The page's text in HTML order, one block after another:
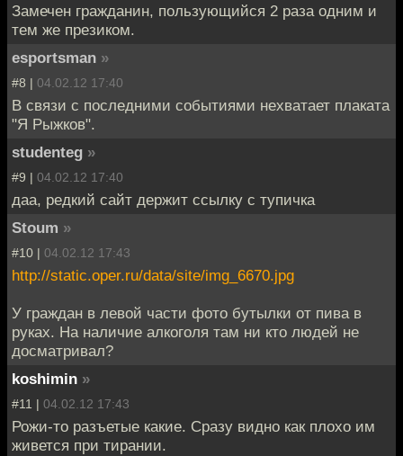
Замечен гражданин, пользующийся 2 раза одним и
тем же презиком.
esportsman »
#8 | 04.02.12 17:40
В связи с последними событиями нехватает плаката
"Я Рыжков".
studenteg »
#9 | 04.02.12 17:40
даа, редкий сайт держит ссылку с тупичка
Stoum »
#10 | 04.02.12 17:43
http://static.oper.ru/data/site/img_6670.jpg
У граждан в левой части фото бутылки от пива в
руках. На наличие алкоголя там ни кто людей не
досматривал?
koshimin »
#11 | 04.02.12 17:43
Рожи-то разъетые какие. Сразу видно как плохо им
живется при тирании.